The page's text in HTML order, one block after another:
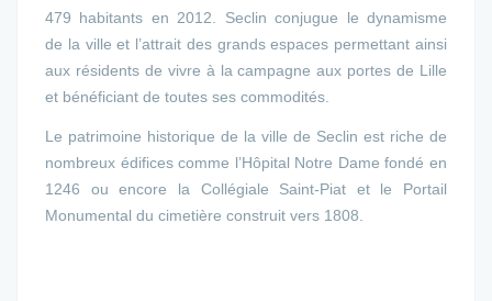
479 habitants en 2012. Seclin conjugue le dynamisme
de la ville et l’attrait des grands espaces permettant ainsi
aux résidents de vivre à la campagne aux portes de Lille
et bénéficiant de toutes ses commodités.
Le patrimoine historique de la ville de Seclin est riche de
nombreux édifices comme l’Hôpital Notre Dame fondé en
1246 ou encore la Collégiale Saint-Piat et le Portail
Monumental du cimetière construit vers 1808.